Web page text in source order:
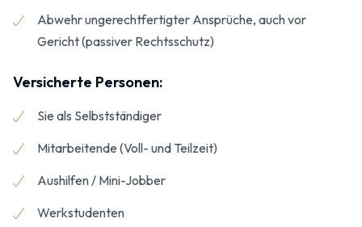
Abwehr ungerechtfertigter Ansprüche, auch vor
Gericht (passiver Rechtsschutz)
Versicherte Personen:
Sie als Selbstständiger
Mitarbeitende (Voll- und Teilzeit)
Aushilfen / Mini-Jobber
Werkstudenten